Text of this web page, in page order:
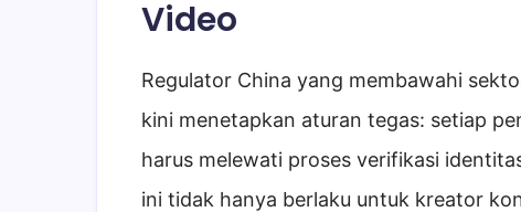
Video
Regulator China yang membawahi
kini menetapkan aturan tegas: setiap
harus melewati proses verifikasi
ini tidak hanya berlaku untuk kreator